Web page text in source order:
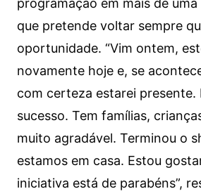
programação em mais de
que pretende voltar sempre
oportunidade. “Vim ontem,
novamente hoje e, se
com certeza estarei presente.
sucesso. Tem famílias,
muito agradável. Terminou o
estamos em casa. Estou
iniciativa está de parabéns”,